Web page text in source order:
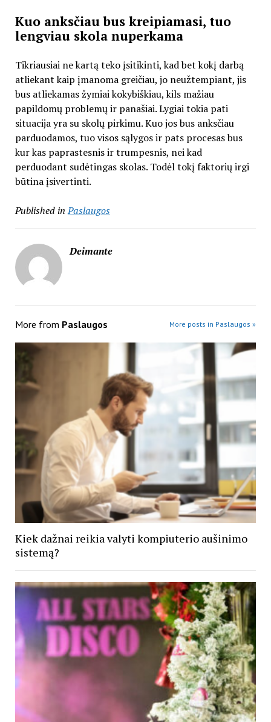
Kuo anksčiau bus kreipiamasi, tuo
lengviau skola nuperkama
Tikriausiai ne kartą teko įsitikinti, kad bet kokį darbą
atliekant kaip įmanoma greičiau, jo neužtempiant, jis
bus atliekamas žymiai kokybiškiau, kils mažiau
papildomų problemų ir panašiai. Lygiai tokia pati
situacija yra su skolų pirkimu. Kuo jos bus anksčiau
parduodamos, tuo visos sąlygos ir pats procesas bus
kur kas paprastesnis ir trumpesnis, nei kad
perduodant sudėtingas skolas. Todėl tokį faktorių irgi
būtina įsivertinti.
Published in Paslaugos
Deimante
More from Paslaugos More posts in Paslaugos »
Kiek dažnai reikia valyti kompiuterio aušinimo
sistemą?